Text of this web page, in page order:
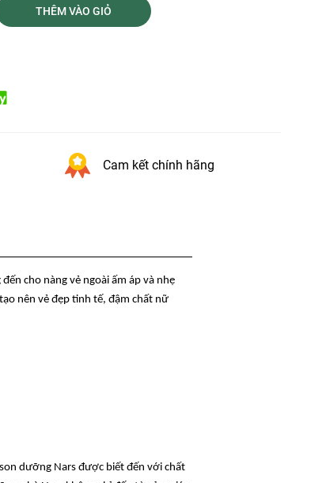
THÊM VÀO GIỎ
Cam kết chính hãng
cho nàng vẻ ngoài ấm áp và nhẹ
nên vẻ đẹp tinh tế, đậm chất nữ
dưỡng Nars được biết đến với chất